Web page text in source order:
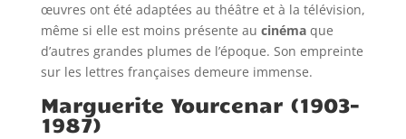
œuvres ont été adaptées au théâtre et à la télévision,
même si elle est moins présente au cinémaque
d’autres grandes plumes de l’époque. Son empreinte
sur les lettres françaises demeure immense.
Marguerite Yourcenar (1903–
1987)